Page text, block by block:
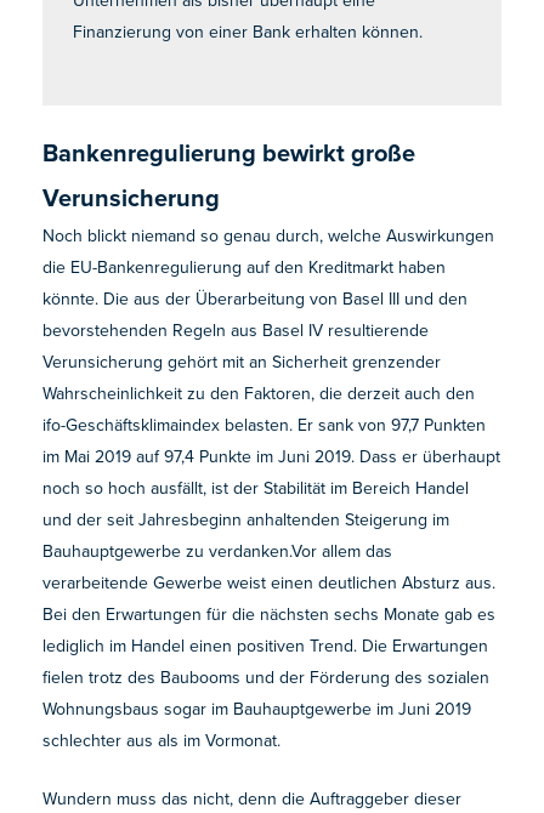
Finanzierung von einer Bank erhalten können.
Bankenregulierung bewirkt große
Verunsicherung
Noch blickt niemand so genau durch, welche Auswirkungen
die EU-Bankenregulierung auf den Kreditmarkt haben
könnte. Die aus der Überarbeitung von Basel III und den
bevorstehenden Regeln aus Basel IV resultierende
Verunsicherung gehört mit an Sicherheit grenzender
Wahrscheinlichkeit zu den Faktoren, die derzeit auch den
ifo-Geschäftsklimaindex belasten. Er sank von 97,7 Punkten
im Mai 2019 auf 97,4 Punkte im Juni 2019. Dass er überhaupt
noch so hoch ausfällt, ist der Stabilität im Bereich Handel
und der seit Jahresbeginn anhaltenden Steigerung im
Bauhauptgewerbe zu verdanken.Vor allem das
verarbeitende Gewerbe weist einen deutlichen Absturz aus.
Bei den Erwartungen für die nächsten sechs Monate gab es
lediglich im Handel einen positiven Trend. Die Erwartungen
fielen trotz des Baubooms und der Förderung des sozialen
Wohnungsbaus sogar im Bauhauptgewerbe im Juni 2019
schlechter aus als im Vormonat.
Wundern muss das nicht, denn die Auftraggeber dieser